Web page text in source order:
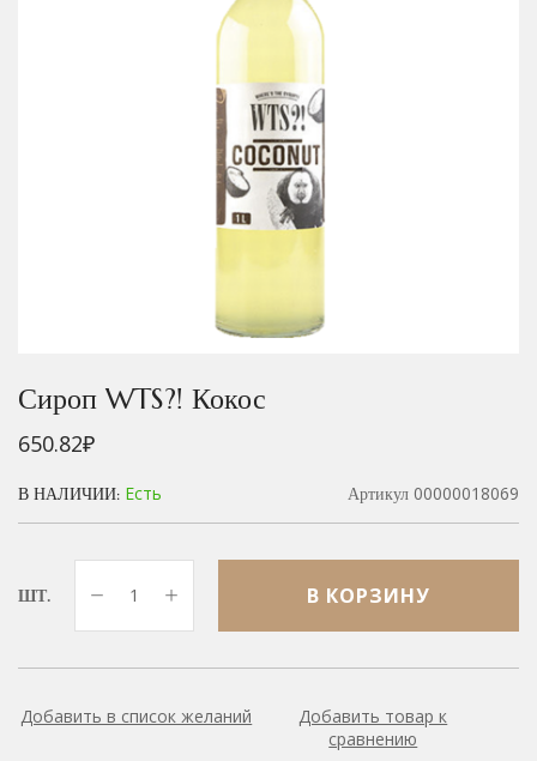
Сироп WTS?! Кокос
650.82₽
В НАЛИЧИИ: Есть Артикул 00000018069
ШТ. В КОРЗИНУ
Добавить в список желаний
Добавить товар к
сравнению